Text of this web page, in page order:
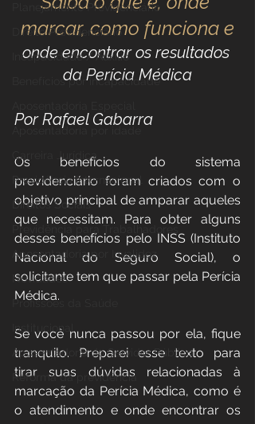
Planejamento Previdenciário
Direito Previdenciário
Incapacidade / Auxílio
Benefícios por incapacidade
Aposentadoria por idade
Carreira Jurídica
Previdência Internacional
Direitos Sociais
Previdência para Trabalhadores
Aposentadoria por Invalidez
Novidades
Profissões da Saúde
Institucional
Aposentadoria do Servidor Público
Reforma da previdência
marcar, como funciona e
onde encontrar os resultados
da Perícia Médica
Por Rafael Gabarra
Os benefícios do sistema
previdenciário foram criados com o
objetivo principal de amparar aqueles
que necessitam. Para obter alguns
desses benefícios pelo INSS (Instituto
Nacional do Seguro Social), o
solicitante tem que passar pela Perícia
Médica.
Se você nunca passou por ela, fique
tranquilo. Preparei esse texto para
tirar suas dúvidas relacionadas à
marcação da Perícia Médica, como é
o atendimento e onde encontrar os